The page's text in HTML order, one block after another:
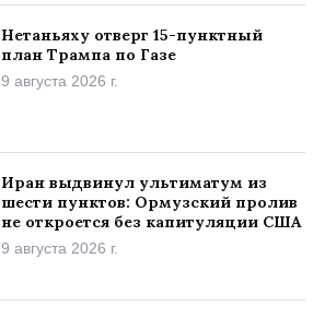
Нетаньяху отверг 15-пунктный
план Трампа по Газе
9 августа 2026 г.
Иран выдвинул ультиматум из
шести пунктов: Ормузский пролив
не откроется без капитуляции США
9 августа 2026 г.